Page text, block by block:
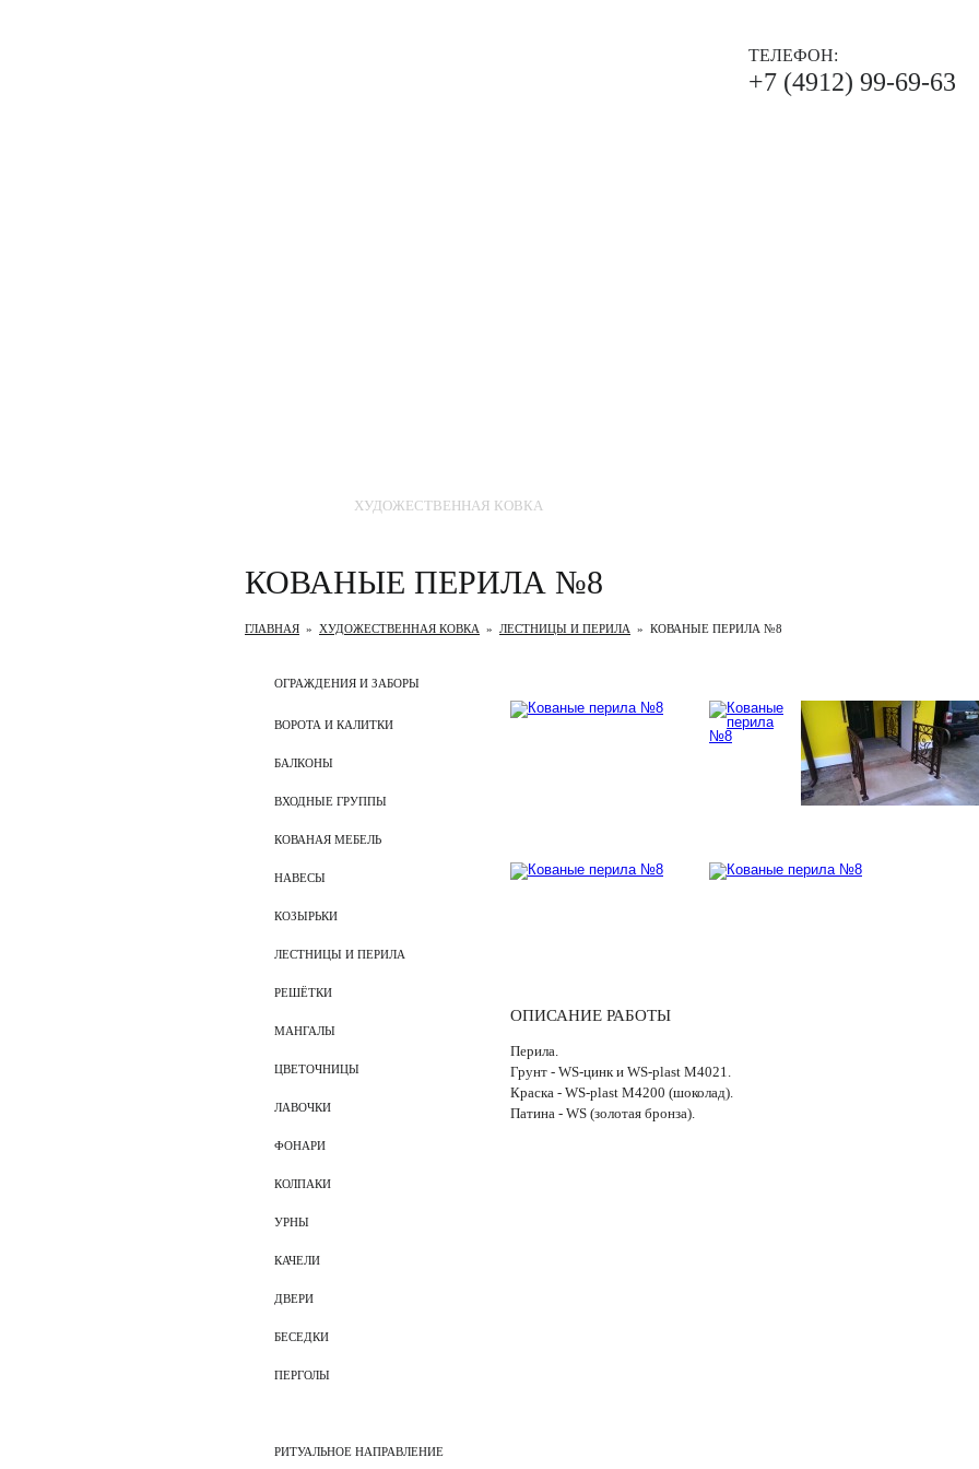
ТЕЛЕФОН:
+7 (4912) 99-69-63
ХУДОЖЕСТВЕННАЯ КОВКА
КОВАНЫЕ ПЕРИЛА №8
ГЛАВНАЯ » ХУДОЖЕСТВЕННАЯ КОВКА » ЛЕСТНИЦЫ И ПЕРИЛА » КОВАНЫЕ ПЕРИЛА №8
ОГРАЖДЕНИЯ И ЗАБОРЫ
ВОРОТА И КАЛИТКИ
БАЛКОНЫ
ВХОДНЫЕ ГРУППЫ
КОВАНАЯ МЕБЕЛЬ
НАВЕСЫ
КОЗЫРЬКИ
ЛЕСТНИЦЫ И ПЕРИЛА
РЕШЁТКИ
МАНГАЛЫ
ЦВЕТОЧНИЦЫ
ЛАВОЧКИ
ФОНАРИ
КОЛПАКИ
УРНЫ
КАЧЕЛИ
ДВЕРИ
БЕСЕДКИ
ПЕРГОЛЫ
РИТУАЛЬНОЕ НАПРАВЛЕНИЕ
ОПИСАНИЕ РАБОТЫ
Перила.
Грунт - WS-цинк и WS-plast М4021.
Краска - WS-plast М4200 (шоколад).
Патина - WS (золотая бронза).